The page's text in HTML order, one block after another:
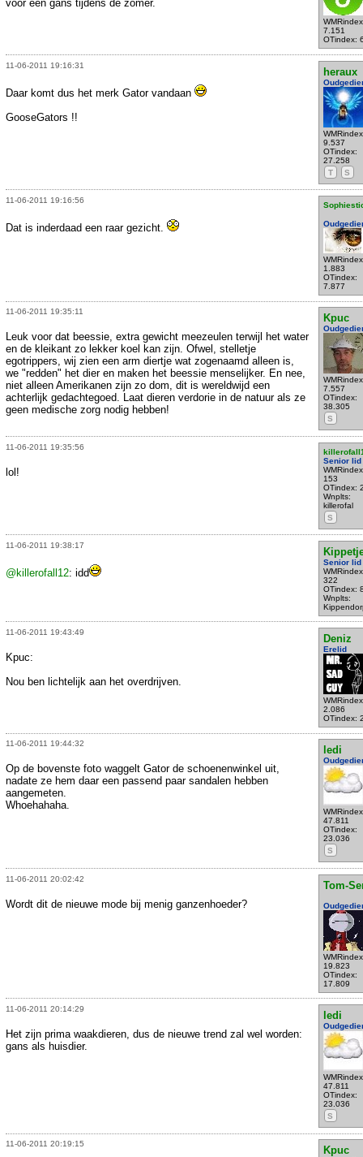
7.151
OTindex:
voor een gans tijdens de zomer.
11-06-2011 19:16:31
heraux
9.537
OTindex:
27.258
T
S
Daar komt dus het merk Gator vandaan
GooseGators !!
11-06-2011 19:16:56
1.883
OTindex:
7.877
Dat is inderdaad een raar gezicht.
11-06-2011 19:35:11
Kpuc
7.557
OTindex:
38.305
S
Leuk voor dat beessie, extra gewicht meezeulen terwijl het water
en de kleikant zo lekker koel kan zijn. Ofwel, stelletje
egotrippers, wij zien een arm diertje wat zogenaamd alleen is,
we "redden" het dier en maken het beessie menselijker. En nee,
niet alleen Amerikanen zijn zo dom, dit is wereldwijd een
achterlijk gedachtegoed. Laat dieren verdorie in de natuur als ze
geen medische zorg nodig hebben!
11-06-2011 19:35:56
Senior lid
153
OTindex:
Wnplts:
killerofal
S
lol!
11-06-2011 19:38:17
Senior lid
322
OTindex:
Wnplts:
@killerofall12: idd
11-06-2011 19:43:49
Deniz
Erelid
2.086
OTindex:
Kpuc:
Nou ben lichtelijk aan het overdrijven.
11-06-2011 19:44:32
ledi
47.811
OTindex:
23.036
S
Op de bovenste foto waggelt Gator de schoenenwinkel uit,
nadate ze hem daar een passend paar sandalen hebben
aangemeten.
Whoehahaha.
11-06-2011 20:02:42
Tom-
19.823
OTindex:
17.809
Wordt dit de nieuwe mode bij menig ganzenhoeder?
11-06-2011 20:14:29
ledi
47.811
OTindex:
23.036
S
Het zijn prima waakdieren, dus de nieuwe trend zal wel worden:
gans als huisdier.
11-06-2011 20:19:15
Kpuc